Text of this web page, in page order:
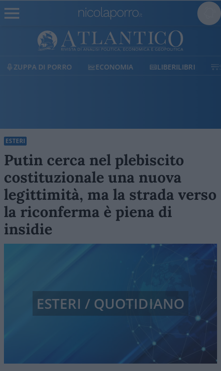
ECONOMIA LIBERILIBRI SHOP SOSTIENICI
ESTERI
Putin cerca nel plebiscito
costituzionale una nuova
legittimità, ma la strada verso
la riconferma è piena di
insidie
ESTERI / QUOTIDIANO